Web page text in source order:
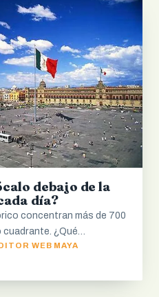
debajo de la
día?
concentran más de 700
¿Qué…
WEB MAYA